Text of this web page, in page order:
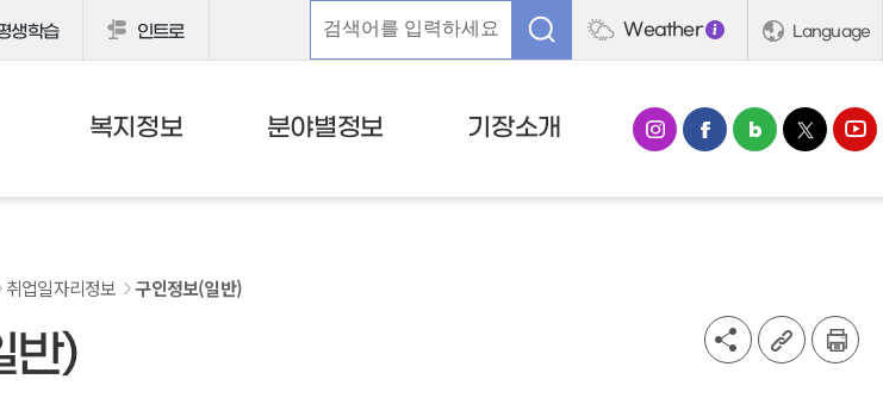
생학습 인트로 Weather Language
복지정보 분야별정보 기장소개
취업일자리정보 구인정보(일반)
반)